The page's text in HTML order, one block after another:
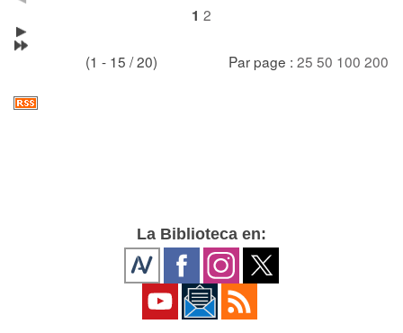
1 2
(1 - 15 / 20) Par page : 25 50 100 200
La Biblioteca en: